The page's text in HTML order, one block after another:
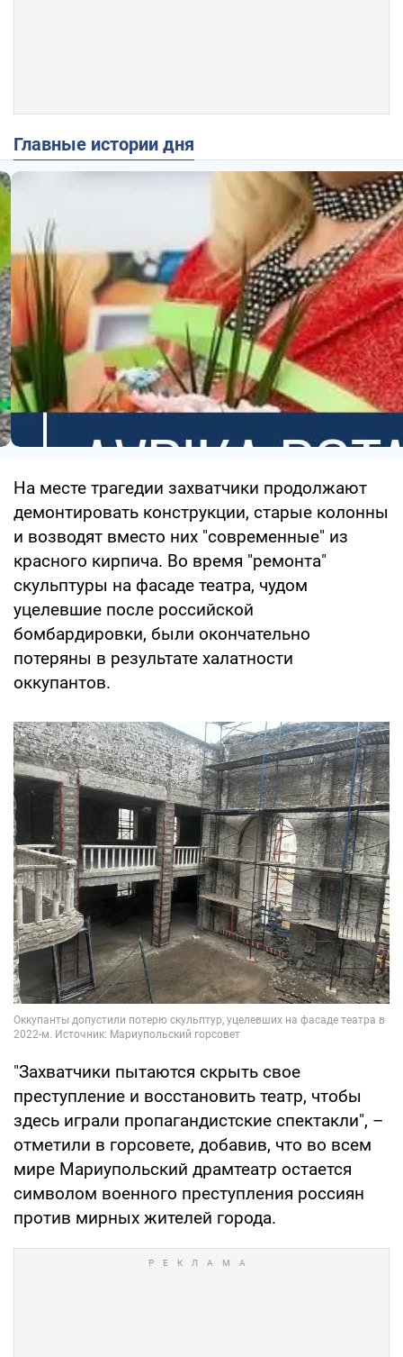
Главные истории дня
На месте трагедии захватчики продолжают
демонтировать конструкции, старые колонны
и возводят вместо них "современные" из
красного кирпича. Во время "ремонта"
скульптуры на фасаде театра, чудом
уцелевшие после российской
бомбардировки, были окончательно
потеряны в результате халатности
оккупантов.
"Захватчики пытаются скрыть свое
преступление и восстановить театр, чтобы
здесь играли пропагандистские спектакли", –
отметили в горсовете, добавив, что во всем
мире Мариупольский драмтеатр остается
символом военного преступления россиян
против мирных жителей города.